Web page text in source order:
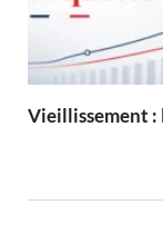
Vieillissement :